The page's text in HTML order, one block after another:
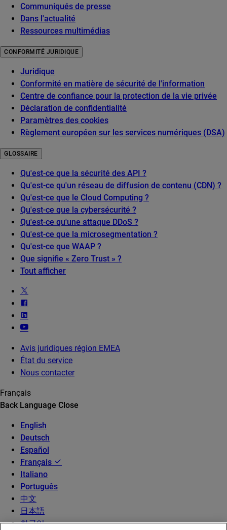
Communiqués de presse
Dans l'actualité
Ressources multimédias
CONFORMITÉ JURIDIQUE
Juridique
Conformité en matière de sécurité de l'information
Centre de confiance pour la protection de la vie privée
Déclaration de confidentialité
Paramètres des cookies
Règlement européen sur les services numériques (DSA)
GLOSSAIRE
Qu'est-ce que la sécurité des API ?
Qu'est-ce qu'un réseau de diffusion de contenu (CDN) ?
Qu'est-ce que le Cloud Computing ?
Qu'est-ce que la cybersécurité ?
Qu'est-ce qu'une attaque DDoS ?
Qu'est-ce que la microsegmentation ?
Qu'est-ce que WAAP ?
Que signifie « Zero Trust » ?
Tout afficher
Avis juridiques région EMEA
État du service
Nous contacter
Français
Back Language Close
English
Deutsch
Español
Français
Italiano
Português
中文
日本語
한국어